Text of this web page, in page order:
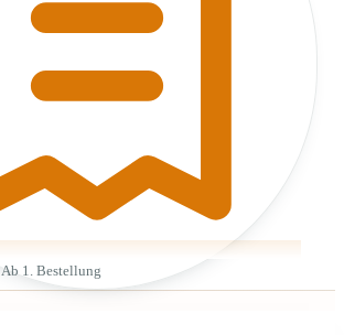
Ab 1. Bestellung